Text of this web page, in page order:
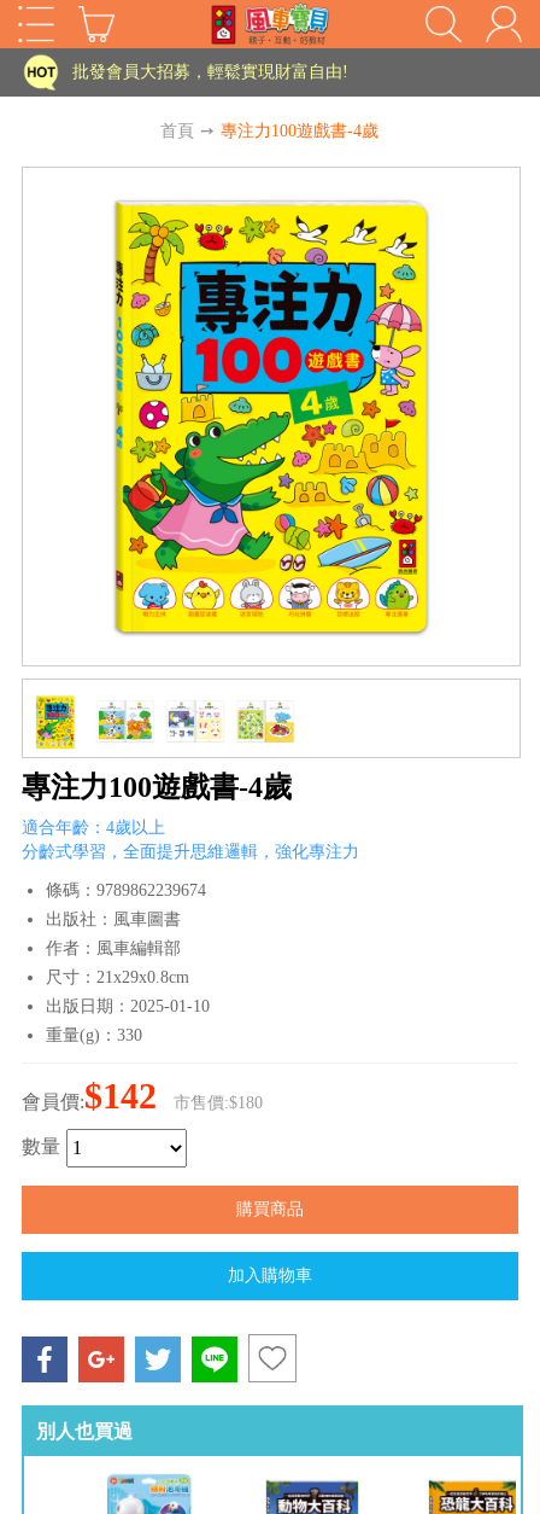
HOT
家長樂了!「風車書版集團暨FOOD超人企業總部」目前正興建中!
批發會員大招募，輕鬆實現財富自由!
老師您好!!幼教會員火熱招募中~
海外購物免煩惱！點我查看『海外購物流程說明』
批發會員大招募，輕鬆實現財富自由!
老師您好!!幼教會員火熱招募中~
海外購物免煩惱！點我查看『海外購物流程說明』
首頁 ➙ 專注力100遊戲書-4歲
專注力100遊戲書-4歲
適合年齡：4歲以上
分齡式學習，全面提升思維邏輯，強化專注力
條碼：9789862239674
出版社：風車圖書
作者：風車編輯部
尺寸：21x29x0.8cm
出版日期：2025-01-10
重量(g)：330
會員價:$142 市售價:$180
數量
別人也買過